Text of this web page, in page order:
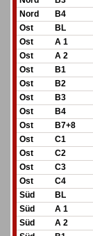
Nord
B4
Ost
BL
Ost
A 1
Ost
A 2
Ost
B1
Ost
B2
Ost
B3
Ost
B4
Ost
B7+8
Ost
C1
Ost
C2
Ost
C3
Ost
C4
Süd
BL
Süd
A 1
Süd
A 2